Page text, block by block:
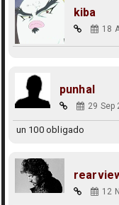
kiba
18
punhal
29 Sep
un 100 obligado
12